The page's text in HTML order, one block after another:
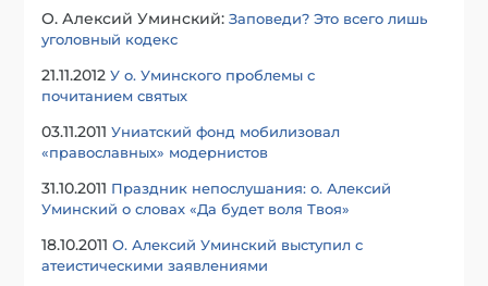
О. Алексий Уминский:Заповеди? Это всего лишь
уголовный кодекс
21.11.2012У о. Уминского проблемы с
почитанием святых
03.11.2011Униатский фонд мобилизовал
«православных» модернистов
31.10.2011 Праздник непослушания: о. Алексий
Уминский о словах «Да будет воля Твоя»
18.10.2011О. Алексий Уминский выступил с
атеистическими заявлениями